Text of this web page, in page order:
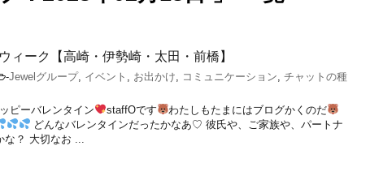
ィーク【高崎・伊勢崎・太田・前橋】
-Jewelグループ, イベント , お出かけ, コミュニケーション, チャットの種
ピーバレンタイン staffOです
わたしもたまにはブログかくのだ
どんなバレンタインだったかなあ♡ 彼氏や、ご家族や、パートナ
な？ 大切なお ...